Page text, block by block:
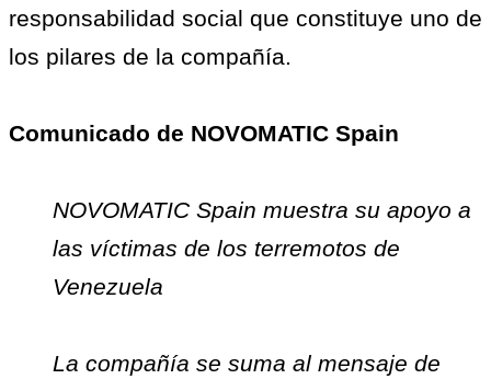
responsabilidad social que constituye uno de
los pilares de la compañía.
Comunicado de NOVOMATIC Spain
NOVOMATIC Spain muestra su apoyo a
las víctimas de los terremotos de
Venezuela
La compañía se suma al mensaje de